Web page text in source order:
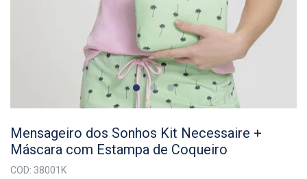
Mensageiro dos Sonhos Kit Necessaire +
Máscara com Estampa de Coqueiro
COD: 38001K